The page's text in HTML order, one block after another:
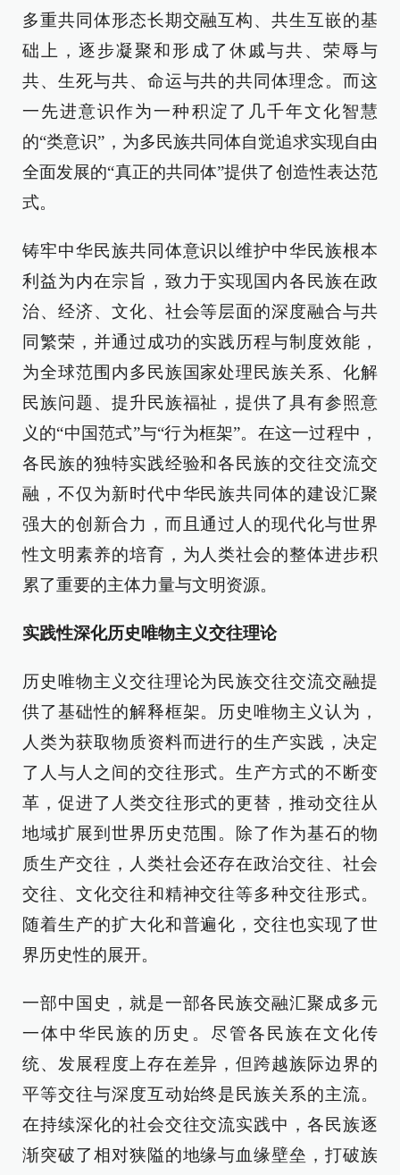
多重共同体形态长期交融互构、共生互嵌的基
础上，逐步凝聚和形成了休戚与共、荣辱与
共、生死与共、命运与共的共同体理念。而这
一先进意识作为一种积淀了几千年文化智慧
的“类意识”，为多民族共同体自觉追求实现自由
全面发展的“真正的共同体”提供了创造性表达范
式。
铸牢中华民族共同体意识以维护中华民族根本
利益为内在宗旨，致力于实现国内各民族在政
治、经济、文化、社会等层面的深度融合与共
同繁荣，并通过成功的实践历程与制度效能，
为全球范围内多民族国家处理民族关系、化解
民族问题、提升民族福祉，提供了具有参照意
义的“中国范式”与“行为框架”。在这一过程中，
各民族的独特实践经验和各民族的交往交流交
融，不仅为新时代中华民族共同体的建设汇聚
强大的创新合力，而且通过人的现代化与世界
性文明素养的培育，为人类社会的整体进步积
累了重要的主体力量与文明资源。
实践性深化历史唯物主义交往理论
历史唯物主义交往理论为民族交往交流交融提
供了基础性的解释框架。历史唯物主义认为，
人类为获取物质资料而进行的生产实践，决定
了人与人之间的交往形式。生产方式的不断变
革，促进了人类交往形式的更替，推动交往从
地域扩展到世界历史范围。除了作为基石的物
质生产交往，人类社会还存在政治交往、社会
交往、文化交往和精神交往等多种交往形式。
随着生产的扩大化和普遍化，交往也实现了世
界历史性的展开。
一部中国史，就是一部各民族交融汇聚成多元
一体中华民族的历史。尽管各民族在文化传
统、发展程度上存在差异，但跨越族际边界的
平等交往与深度互动始终是民族关系的主流。
在持续深化的社会交往交流实践中，各民族逐
渐突破了相对狭隘的地缘与血缘壁垒，打破族